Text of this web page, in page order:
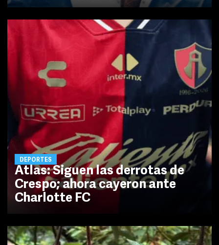
DEPORTES
Atlas: Siguen las derrotas de
Crespo; ahora cayeron ante
Charlotte FC